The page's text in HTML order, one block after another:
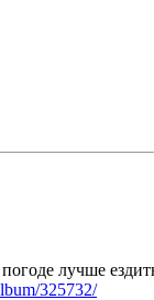
лучше
325732/